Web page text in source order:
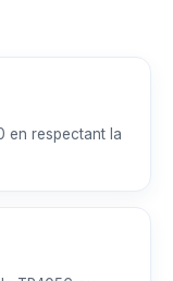
en respectant la